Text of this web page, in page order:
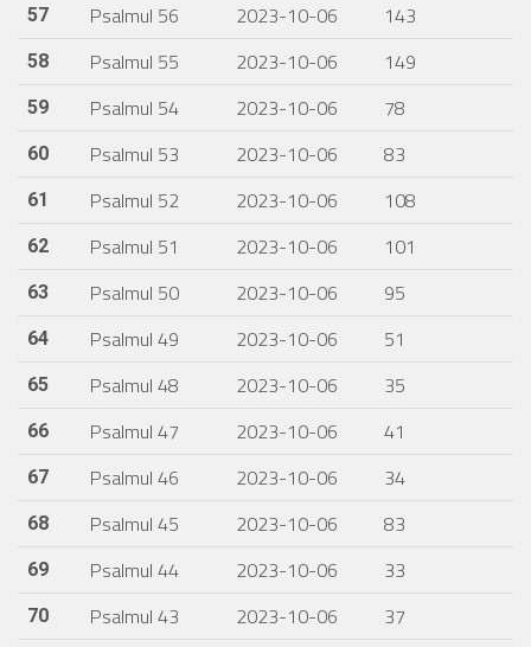
57 Psalmul 56 2023-10-06 143
58 Psalmul 55 2023-10-06 149
59 Psalmul 54 2023-10-06 78
60 Psalmul 53 2023-10-06 83
61 Psalmul 52 2023-10-06 108
62 Psalmul 51 2023-10-06 101
63 Psalmul 50 2023-10-06 95
64 Psalmul 49 2023-10-06 51
65 Psalmul 48 2023-10-06 35
66 Psalmul 47 2023-10-06 41
67 Psalmul 46 2023-10-06 34
68 Psalmul 45 2023-10-06 83
69 Psalmul 44 2023-10-06 33
70 Psalmul 43 2023-10-06 37